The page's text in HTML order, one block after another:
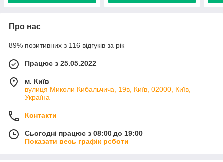
Про нас
89% позитивних з 116 відгуків за рік
Працює з 25.05.2022
м. Київ
вулиця Миколи Кибальчича, 19в, Київ, 02000, Київ,
Україна
Контакти
Сьогодні працює з 08:00 до 19:00
Показати весь графік роботи